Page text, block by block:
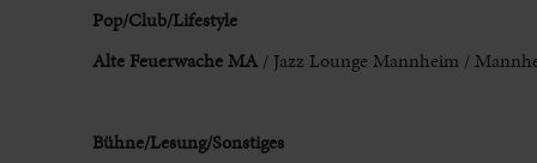
Pop/Club/Lifestyle
Alte FeuerwacheMA/ Jazz Lounge Mannheim /
Bühne/Lesung/Sonstiges